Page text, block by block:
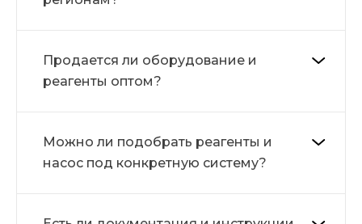
Продается ли оборудование и
реагенты оптом?
Можно ли подобрать реагенты и
насос под конкретную систему?